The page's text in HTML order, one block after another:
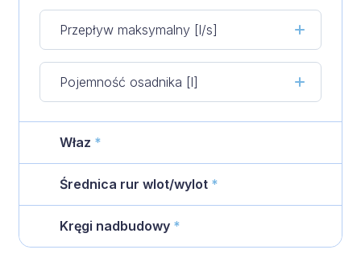
Przepływ maksymalny [l/s]
Pojemność osadnika [l]
Właz *
Średnica rur wlot/wylot *
Kręgi nadbudowy *